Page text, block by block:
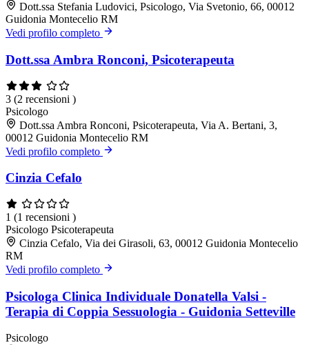
Dott.ssa Stefania Ludovici, Psicologo, Via Svetonio, 66, 00012
Guidonia Montecelio RM
Vedi profilo completo
Dott.ssa Ambra Ronconi, Psicoterapeuta
3 (2 recensioni )
Psicologo
Dott.ssa Ambra Ronconi, Psicoterapeuta, Via A. Bertani, 3,
00012 Guidonia Montecelio RM
Vedi profilo completo
Cinzia Cefalo
1 (1 recensioni )
Psicologo Psicoterapeuta
Cinzia Cefalo, Via dei Girasoli, 63, 00012 Guidonia Montecelio
RM
Vedi profilo completo
Psicologa Clinica Individuale Donatella Valsi -
Terapia di Coppia Sessuologia - Guidonia Setteville
Psicologo